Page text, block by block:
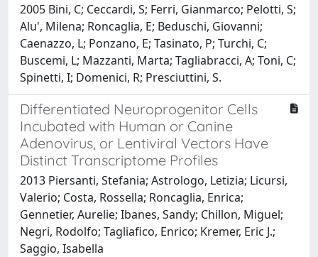
2005 Bini, C; Ceccardi, S; Ferri, Gianmarco; Pelotti, S;
Alu', Milena; Roncaglia, E; Beduschi, Giovanni;
Caenazzo, L; Ponzano, E; Tasinato, P; Turchi, C;
Buscemi, L; Mazzanti, Marta; Tagliabracci, A; Toni, C;
Spinetti, I; Domenici, R; Presciuttini, S.
Differentiated Neuroprogenitor Cells
Incubated with Human or Canine
Adenovirus, or Lentiviral Vectors Have
Distinct Transcriptome Profiles
2013 Piersanti, Stefania; Astrologo, Letizia; Licursi,
Valerio; Costa, Rossella; Roncaglia, Enrica;
Gennetier, Aurelie; Ibanes, Sandy; Chillon, Miguel;
Negri, Rodolfo; Tagliafico, Enrico; Kremer, Eric J.;
Saggio, Isabella